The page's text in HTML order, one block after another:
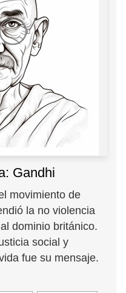
Gandhi
movimiento de
la no violencia
dominio británico.
social y
fue su mensaje.